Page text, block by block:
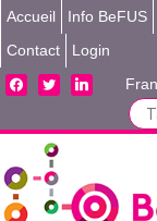
Accueil Info BeFUS
Contact
Login
facebooktwitterlinkedin
Search
for: